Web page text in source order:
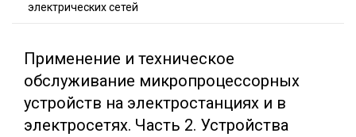
электрических сетей
Применение и техническое
обслуживание микропроцессорных
устройств на электростанциях и в
электросетях. Часть 2. Устройства